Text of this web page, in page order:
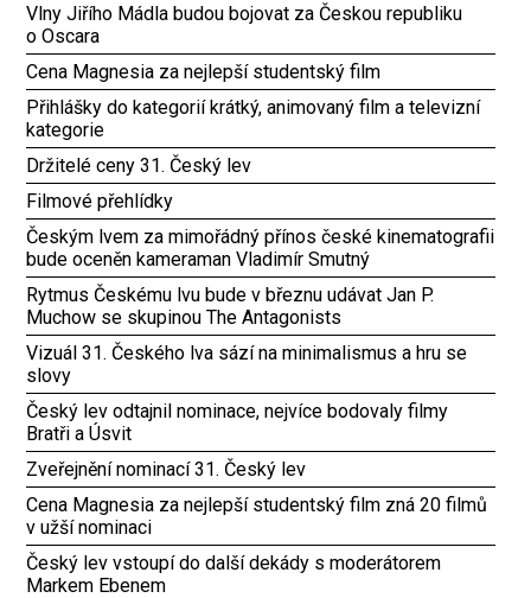
Vlny Jiřího Mádla budou bojovat za Českou republiku
o Oscara
Cena Magnesia za nejlepší studentský film
Přihlášky do kategorií krátký, animovaný film a televizní
kategorie
Držitelé ceny 31. Český lev
Filmové přehlídky
Českým lvem za mimořádný přínos české kinematografii
bude oceněn kameraman Vladimír Smutný
Rytmus Českému lvu bude v březnu udávat Jan P.
Muchow se skupinou The Antagonists
Vizuál 31. Českého lva sází na minimalismus a hru se
slovy
Český lev odtajnil nominace, nejvíce bodovaly filmy
Bratři a Úsvit
Zveřejnění nominací 31. Český lev
Cena Magnesia za nejlepší studentský film zná 20 filmů
v užší nominaci
Český lev vstoupí do další dekády s moderátorem
Markem Ebenem